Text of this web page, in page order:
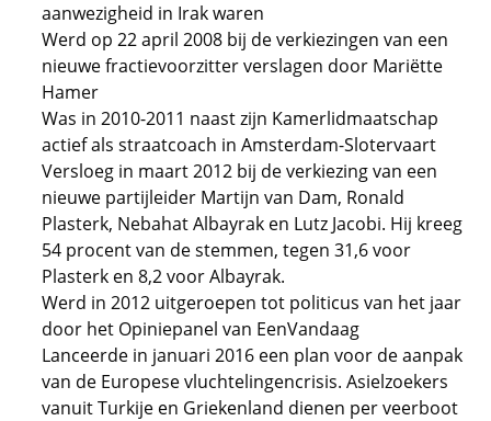
aanwezigheid in Irak waren
Werd op 22 april 2008 bij de verkiezingen van een
nieuwe fractievoorzitter verslagen door Mariëtte
Hamer
Was in 2010-2011 naast zijn Kamerlidmaatschap
actief als straatcoach in Amsterdam-Slotervaart
Versloeg in maart 2012 bij de verkiezing van een
nieuwe partijleider Martijn van Dam, Ronald
Plasterk, Nebahat Albayrak en Lutz Jacobi. Hij kreeg
54 procent van de stemmen, tegen 31,6 voor
Plasterk en 8,2 voor Albayrak.
Werd in 2012 uitgeroepen tot politicus van het jaar
door het Opiniepanel van EenVandaag
Lanceerde in januari 2016 een plan voor de aanpak
van de Europese vluchtelingencrisis. Asielzoekers
vanuit Turkije en Griekenland dienen per veerboot